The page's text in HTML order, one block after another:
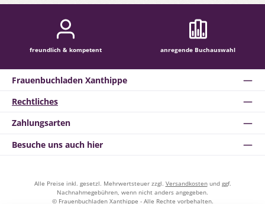
freundlich & kompetent anregende Buchauswahl
Rechtliches
Zahlungsarten
Besuche uns auch hier
Frauenbuchladen Xanthippe
Alle Preise inkl. gesetzl. Mehrwertsteuer zzgl. Versandkostenund ggf.
Nachnahmegebühren, wenn nicht anders angegeben.
© Frauenbuchladen Xanthippe - Alle Rechte vorbehalten.